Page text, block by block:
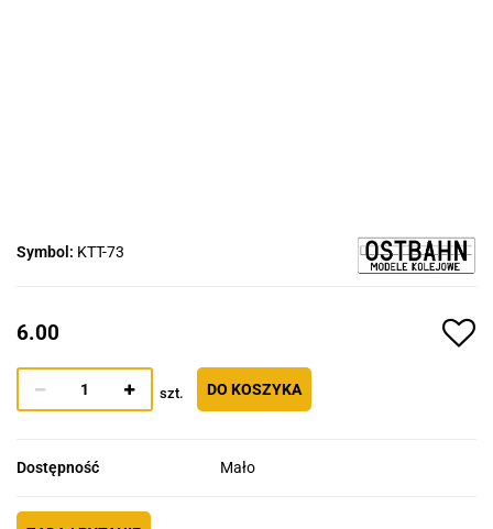
Symbol: KTT-73
6.00
szt. DO KOSZYKA
Dostępność Mało